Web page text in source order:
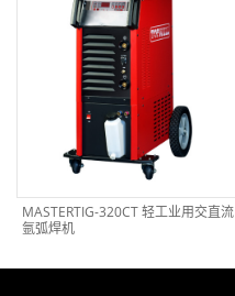
MASTERTIG-320CT 轻工业用交直流
氩弧焊机